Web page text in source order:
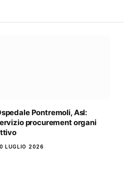
Pontremoli, Asl:
procurement organi
LUGLIO 2026